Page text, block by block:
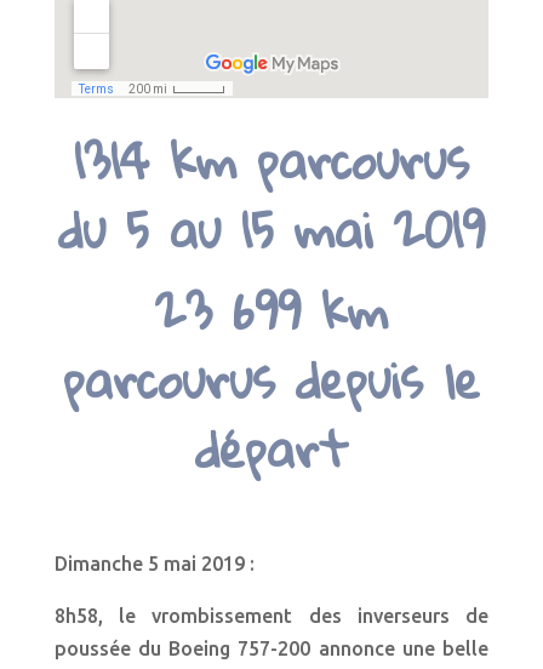
1314 km parcourus
du 5 au 15 mai 2019
23 699 km
parcourus depuis le
départ
Dimanche 5 mai 2019 :
8h58, le vrombissement des inverseurs de
poussée du Boeing 757-200 annonce une belle